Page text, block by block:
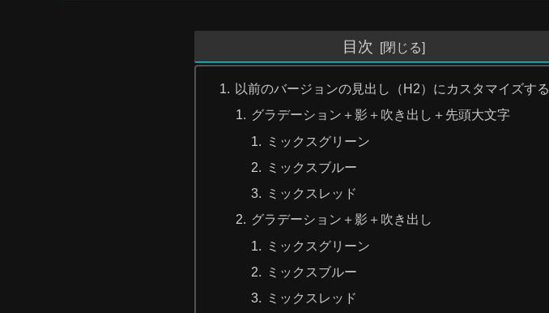
目次
以前のバージョンの見出し（H2）にカスタマイズする
グラデーション＋影＋吹き出し＋先頭大文字
ミックスグリーン
ミックスブルー
ミックスレッド
グラデーション＋影＋吹き出し
ミックスグリーン
ミックスブルー
ミックスレッド